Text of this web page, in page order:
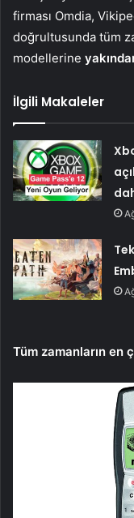
firması Omdia,
doğrultusunda tüm
modellerine
İlgili Makaleler
Tüm zamanların en